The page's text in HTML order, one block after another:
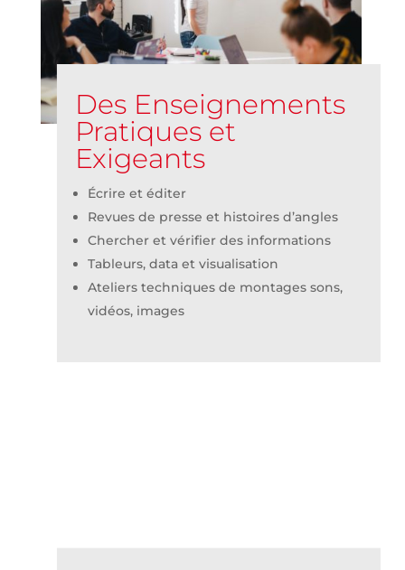
Des Enseignements
Pratiques et
Exigeants
Écrire et éditer
Revues de presse et histoires d’angles
Chercher et vérifier des informations
Tableurs, data et visualisation
Ateliers techniques de montages sons,
vidéos, images